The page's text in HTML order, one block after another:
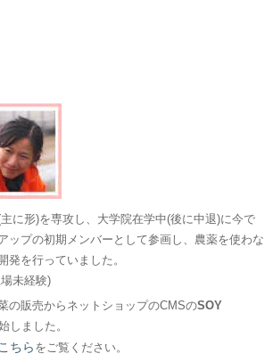
に形)を専攻し、大学院在学中(後に中退)に今で
ップの初期メンバーとして参画し、農薬を使わな
発を行っていました。
未経験)
の販売からネットショップのCMSのSOY
しました。
こちら をご覧ください。